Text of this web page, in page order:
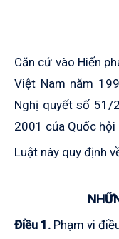
Căn cứ vào Hiến
Việt Nam năm
Nghị quyết số 51/
2001 của Quốc hội
Luật này quy định
Điều 1. Phạm vi